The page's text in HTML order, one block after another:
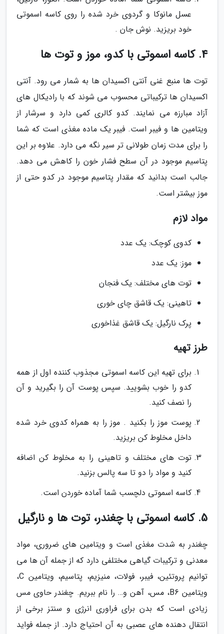
عسل مانوکا و گردوی خرد شده را روی کاسه اسموتی
خود بریزید. نوش جان .
4. کاسه اسموتی با کدو، موز و توت ها
توت ها منبع غنی آنتی اکسیدان ها به شمار می رود. آنتی
اکسیدان ها ترکیباتی محسوب می شوند که با رادیکال های
آزاد مبارزه می نمایند. کدو کالری کمی دارد و سرشار از
ویتامین ها و فیبر است. فیبر یک ماده مغذی است که شما
را برای مدت زمان طولانی تر سیر نگه می دارد. علاوه بر این
پتاسیم موجود در آن سطح فشار خون را کاهش می دهد.
جالب است بدانید که مقدار پتاسیم موجود در کدو حتی از
موز بیشتر است.
مواد لازم
کدوی کوچک: یک عدد
موز: یک عدد
توت های مختلف: یک فنجان
تاهینی: یک قاشق چای خوری
پرک نارگیل: یک قاشق غذاخوری
طرز تهیه
برای تهیه این کاسه اسموتی مجذوب کننده اول از همه
کدو را خوب بشویید. سپس پوست آن را بگیرید و آن
را نصف کنید.
پوست موز را بکنید . موز را به همراه کدوی خرد شده
داخل مخلوط کن بریزید.
توت های مختلف و تاهینی را به مخلوط کن اضافه
کنید و مواد را دو تا سه پالس بزنید.
کاسه اسموتی دلچسب شما آماده خوردن است.
5. کاسه اسموتی با چغندر، توت ها و نارگیل
چغندر به شدت مغذی است و ویتامین های ضروری، مواد
معدنی و ترکیبات گیاهی مختلفی دارد که از جمله آن ها می
توانیم پروتئین، فیبر، فولات، منیزیم، پتاسیم، ویتامین C،
ویتامین B6، مس، آهن و… را نام ببریم. چغندر حاوی مس
زیادی است که بدن برای فراوری انرژی و سنتز برخی از
انتقال دهنده های عصبی به آن احتیاج دارد. از جمله فواید